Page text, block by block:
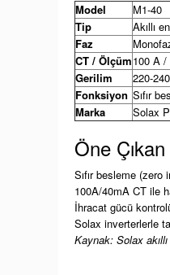
Model
M1-40
Tip
Akıllı
Faz
CT / Ölçüm100 A
Gerilim
220-
Fonksiyon Sıfır
Marka
Solax
Öne
Sıfır besleme
100A/40mA CT ile
İhracat gücü
Solax inverterlerle
Kaynak: Solax